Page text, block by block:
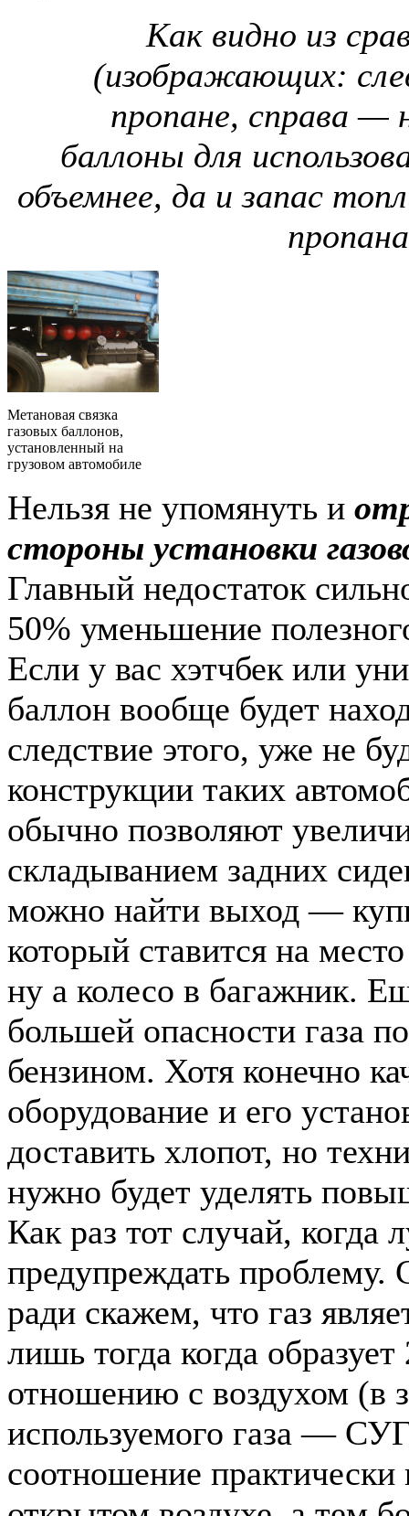
Как видно из
(изображающих:
пропане, справа —
баллоны для
объемнее, да и запас
Метановая связка
газовых баллонов,
установленный на
грузовом автомобиле
Нельзя не упомянуть и
стороны установки
Главный недостаток
50% уменьшение
Если у вас хэтчбек или
баллон вообще будет
следствие этого, уже не
конструкции таких
обычно позволяют
складыванием задних
можно найти выход —
который ставится на
ну а колесо в багажник.
большей опасности газа
бензином. Хотя конечно
оборудование и его
доставить хлопот, но
нужно будет уделять
Как раз тот случай, когда
предупреждать проблему.
ради скажем, что газ
лишь тогда когда
отношению с воздухом (в
используемого газа —
соотношение